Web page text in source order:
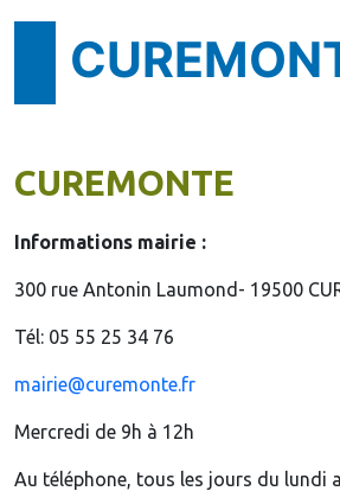
CUREMONTE
Informations mairie :
300 rue Antonin Laumond- 19500
Tél: 05 55 25 34 76
mairie@curemonte.fr
Mercredi de 9h à 12h
Au téléphone, tous les jours du lundi